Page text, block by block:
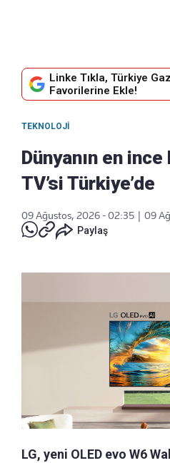
Linke Tıkla, Türkiye
Favorilerine Ekle!
TEKNOLOJI
Dünyanın en
TV’si Türkiye’de
09 Ağustos, 2026 - 02:35
09
Paylaş
LG, yeni OLED evo W6